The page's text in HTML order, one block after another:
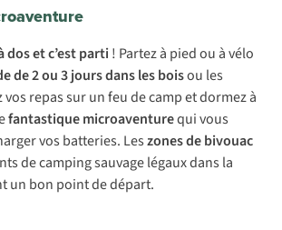
doset c’est parti ! Partez à pied ou à vélo
de 2 ou 3 jours dans les boisou les
repas sur un feu de camp et dormez à
fantastique microaventurequi vous
vos batteries. Leszones de bivouac
de camping sauvage légaux dans la
un bon point de départ.